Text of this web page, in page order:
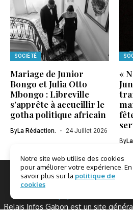
SOCIÉTÉ
Mariage de Junior
Bongo et Julia Otto
Mbongo : Libreville
s’apprête à accueillir le
gotha politique africain
ByLa Rédaction. 24 Juillet 2026
«
By
Relais Infos Gabon est un site
Notre site web utilise des cookies
pour améliorer votre expérience. En
savoir plus sur la politique de
cookies